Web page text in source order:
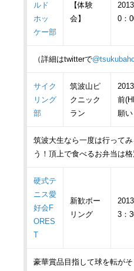
ルド
ホッ
ケー部
【体験
会】
0：
（詳細はtwitterで
サイク
リング
部
筑波山ピ
クニック
ラン
前
願
筑波大生なら一度は行って
う！頂上で食べるお弁当は格
硬式テ
ニス愛
好会F
ORES
T
新歓ボー
リング
3：
豪華賞品目指して球を転がそ